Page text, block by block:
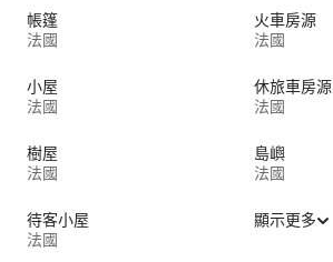
帳篷
法國
火車房源
法國
小屋
法國
休旅車房源
法國
樹屋
法國
島嶼
法國
待客小屋
法國
顯示更多